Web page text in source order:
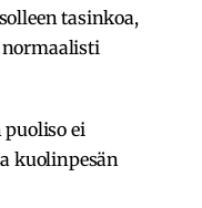
tasinkoa,
normaalisti
ei
kuolinpesän